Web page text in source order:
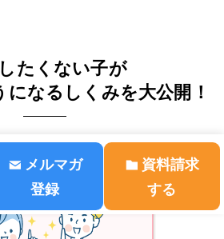
たくない子が
になる しくみを大公開！
メルマガ
登録
資料請求
する